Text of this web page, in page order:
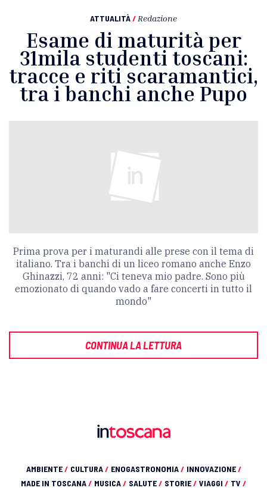
ATTUALITÀ/ Redazione
Esame di maturità per
31mila studenti toscani:
tracce e riti scaramantici,
tra i banchi anche Pupo
Prima prova per i maturandi alle prese con il tema di
italiano. Tra i banchi di un liceo romano anche Enzo
Ghinazzi, 72 anni: "Ci teneva mio padre. Sono più
emozionato di quando vado a fare concerti in tutto il
mondo"
CONTINUA LA LETTURA
AMBIENTE/ CULTURA/ ENOGASTRONOMIA/ INNOVAZIONE/
MADE IN TOSCANA/ MUSICA/ SALUTE/ STORIE/ VIAGGI / TV /